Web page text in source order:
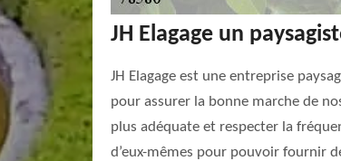
JH Elagage un
JH Elagage est une entreprise
pour assurer la bonne marche de
plus adéquate et respecter la
d’eux-mêmes pour pouvoir fournir